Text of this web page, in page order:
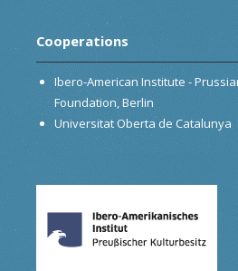
Cooperations
Ibero-American Institute -
Foundation, Berlin
Universitat Oberta de Catalunya